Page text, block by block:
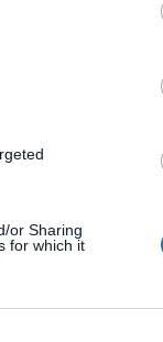
or Sharing
for which it